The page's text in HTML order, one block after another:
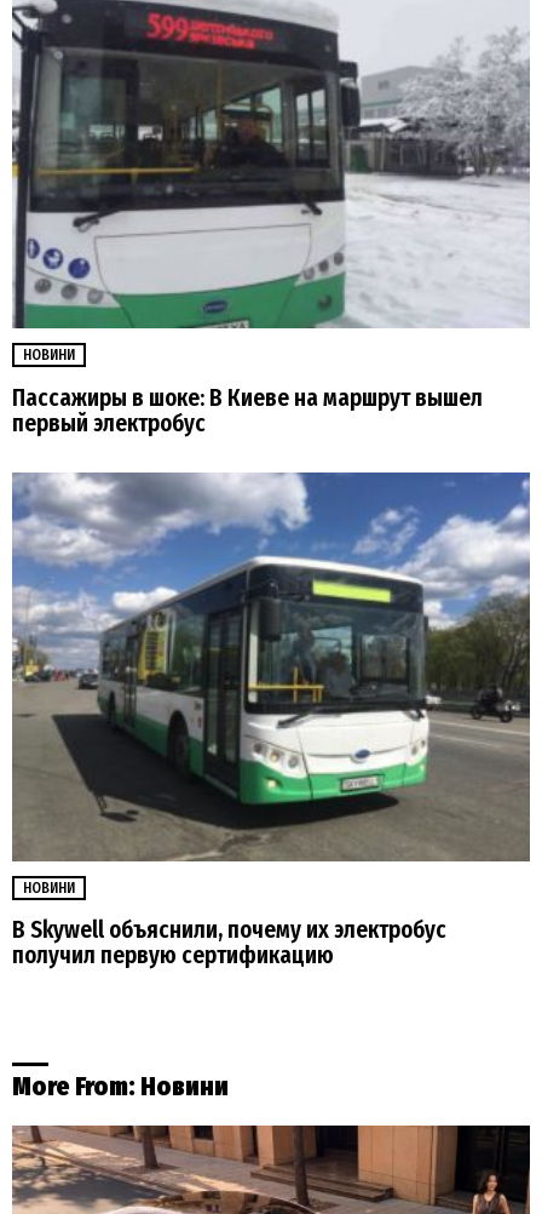
НОВИНИ
Пассажиры в шоке: В Киеве на маршрут вышел
первый электробус
НОВИНИ
В Skywell объяснили, почему их электробус
получил первую сертификацию
More From: Новини